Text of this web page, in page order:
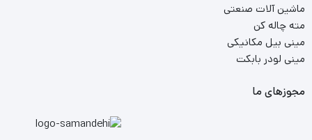
ماشین آلات صنعتی
مته چاله کن
مینی بیل مکانیکی
مینی لودر بابکت
مجوزهای ما